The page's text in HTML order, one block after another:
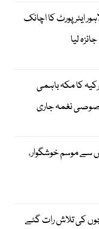
ایئر پورٹ کا اچانک
لیا
کا مکہ باہمی
نغمہ جاری
سے موسم خوشگوار،
کی تلاش رات گئے